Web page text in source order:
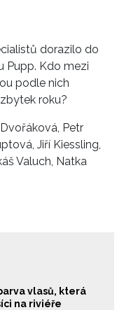
dorazilo do
Pupp. Kdo mezi
podle nich
roku?
Petr
Jiří Kiessling,
Valuch, Natka
vlasů, která
na riviéře